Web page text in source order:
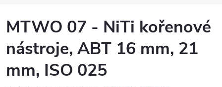
MTWO 07 - NiTi kořenové
nástroje, ABT 16 mm, 21
mm, ISO 025